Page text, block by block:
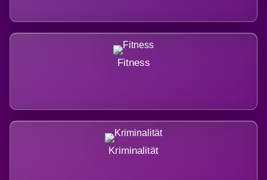
Fitness
Kriminalität